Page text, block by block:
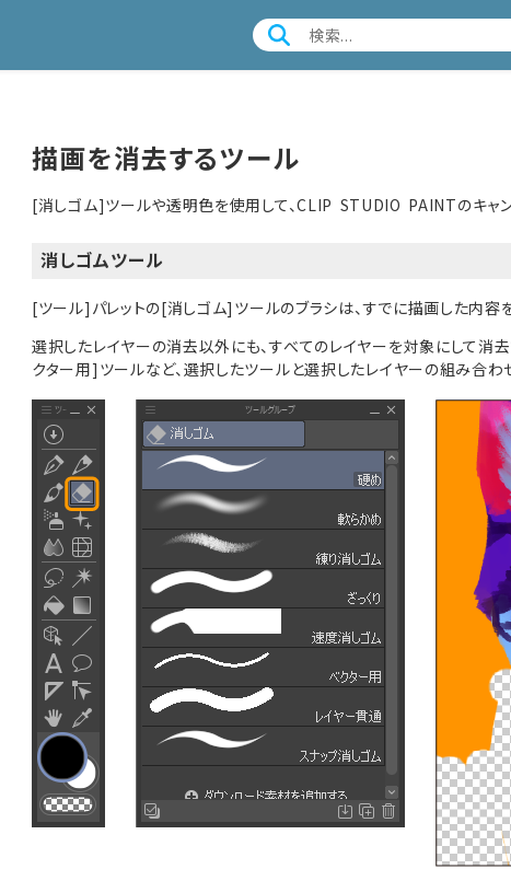
描画を消去するツール
[消しゴム]ツールや透明色を使用して、CLIP STUDIO PAINTのキャ
消しゴムツール
[ツール]パレットの[消しゴム]ツールのブラシは、すでに描画した内容
選択したレイヤーの消去以外にも、すべてのレイヤーを対象にして消
クター用]ツールなど、選択したツールと選択したレイヤーの組み合わ